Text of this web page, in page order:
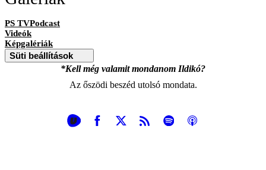
PS TVPodcast
Videók
Képgalériák
Süti beállítások
*Kell még valamit mondanom Ildikó?
Az őszödi beszéd utolsó mondata.